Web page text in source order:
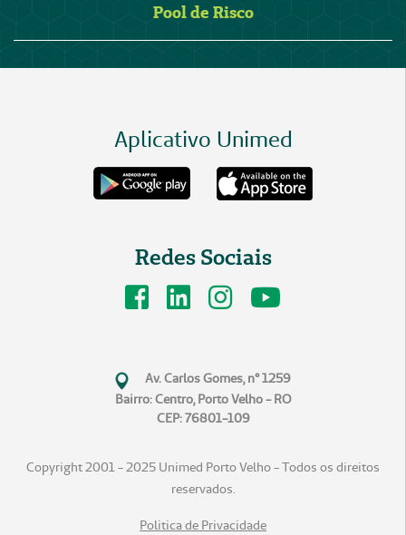
Pool de Risco
Aplicativo Unimed
Redes Sociais
Av. Carlos Gomes, n° 1259
Bairro: Centro, Porto Velho - RO
CEP: 76801-109
Copyright 2001 - 2025 Unimed Porto Velho - Todos os direitos
reservados.
Politica de Privacidade